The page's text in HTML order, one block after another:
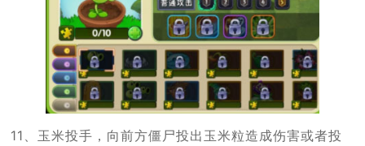
11、玉米投手，向前方僵尸投出玉米粒造成伤害或者投